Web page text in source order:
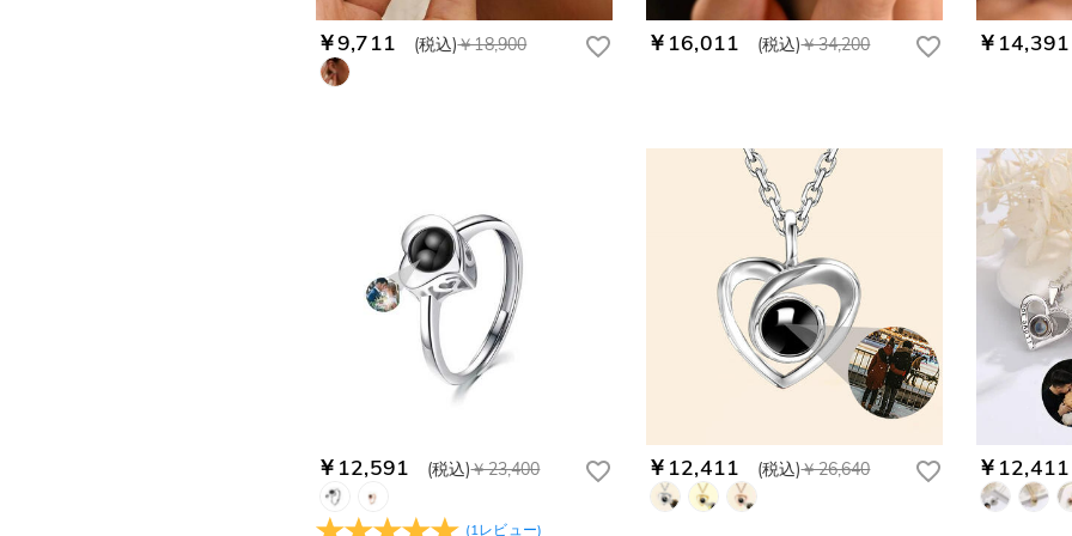
￥9,711 (税込)￥18,900 ￥16,011 (税込)￥34,200 ￥14,391
￥12,591 (税込)￥23,400
(1レビュー)
￥12,411 (税込)￥26,640 ￥12,411